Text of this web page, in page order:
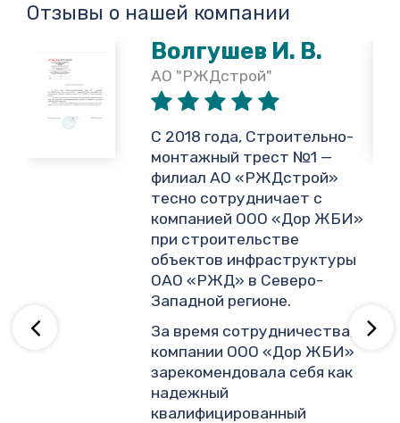
Отзывы о нашей компании
Волгушев И. В.
АО "РЖДстрой"
С 2018 года, Строительно-
монтажный трест №1 —
филиал АО «РЖДстрой»
тесно сотрудничает с
компанией ООО «Дор ЖБИ»
при строительстве
объектов инфраструктуры
ОАО «РЖД» в Северо-
Западной регионе.
За время сотрудничества,
компании ООО «Дор ЖБИ»
зарекомендовала себя как
надежный
квалифицированный